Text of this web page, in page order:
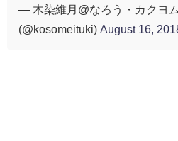
— 木染維月@なろう・カクヨ
(@kosomeituki) August 16,